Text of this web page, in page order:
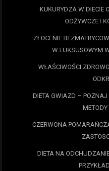
KUKURYDZA W DIECIE
ODŻYWCZE I
ZŁOCENIE
W LUKSUSOWYM
WŁAŚCIWOŚCI
DIETA GWIAZD – POZNAJ
CZERWONA
DIETA NA